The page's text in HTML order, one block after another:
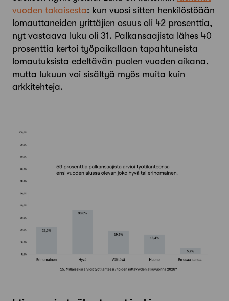
vuoden takaisesta: kun vuosi sitten henkilöstöään
lomauttaneiden yrittäjien osuus oli 42 prosenttia,
nyt vastaava luku oli 31. Palkansaajista lähes 40
prosenttia kertoi työpaikallaan tapahtuneista
lomautuksista edeltävän puolen vuoden aikana,
mutta lukuun voi sisältyä myös muita kuin
arkkitehteja.